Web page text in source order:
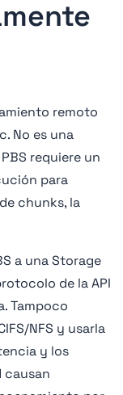
remoto
No es una
requiere un
para
chunks, la
a una Storage
de la API
Tampoco
NFS y usarla
y los
causan